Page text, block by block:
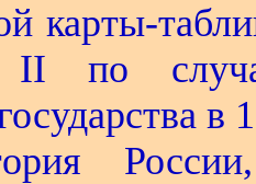
карты-
II по
в